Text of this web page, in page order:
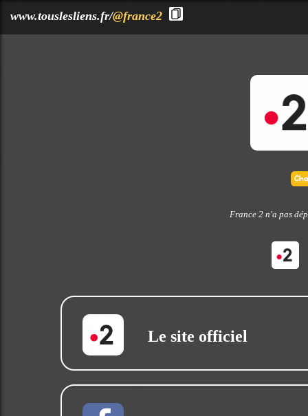
www.touslesliens.fr/@france2
France 2 n'a pas
Le site officiel